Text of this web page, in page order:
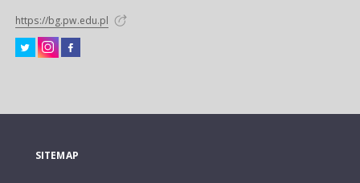
https://bg.pw.edu.pl
SITEMAP